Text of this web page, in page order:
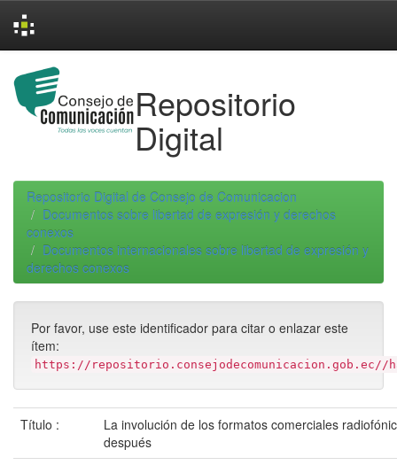
navigation
Repositorio
Digital
Repositorio Digital de Consejo de Comunicacion
Documentos sobre libertad de expresión y derechos
conexos
Documentos internacionales sobre libertad de expresión y
derechos conexos
Por favor, use este identificador para citar o enlazar este
ítem:
https://repositorio.consejodecomunicacion.gob.ec//
Título :
La involución de los formatos comerciales
después